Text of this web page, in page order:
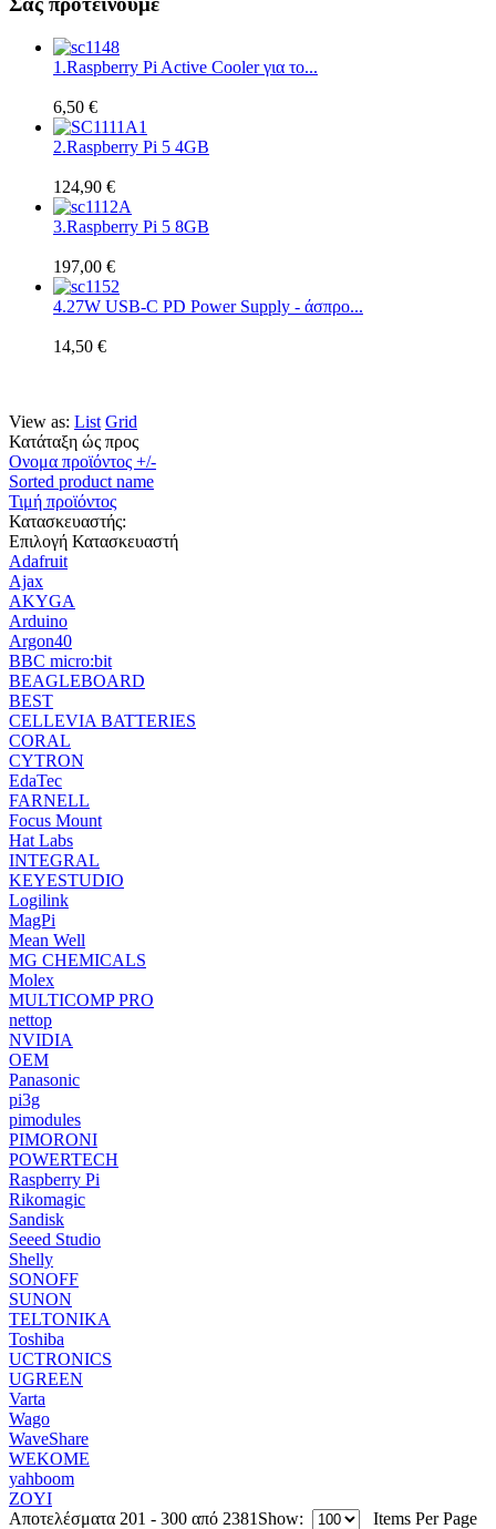
1.Raspberry Pi Active Cooler για το...
6,50 €
2.Raspberry Pi 5 4GB
124,90 €
3.Raspberry Pi 5 8GB
197,00 €
4.27W USB-C PD Power Supply - άσπρο...
14,50 €
View as: List Grid
Κατάταξη ώς προς
Ονομα προϊόντος +/-
Sorted product name
Τιμή προϊόντος
Κατασκευαστής:
Επιλογή Κατασκευαστή
Adafruit
Ajax
AKYGA
Arduino
Argon40
BBC micro:bit
BEAGLEBOARD
BEST
CELLEVIA BATTERIES
CORAL
CYTRON
EdaTec
FARNELL
Focus Mount
Hat Labs
INTEGRAL
KEYESTUDIO
Logilink
MagPi
Mean Well
MG CHEMICALS
Molex
MULTICOMP PRO
nettop
NVIDIA
OEM
Panasonic
pi3g
pimodules
PIMORONI
POWERTECH
Raspberry Pi
Rikomagic
Sandisk
Seeed Studio
Shelly
SONOFF
SUNON
TELTONIKA
Toshiba
UCTRONICS
UGREEN
Varta
Wago
WaveShare
WEKOME
yahboom
ZOYI
Αποτελέσματα 201 - 300 από 2381 Show: Items Per Page